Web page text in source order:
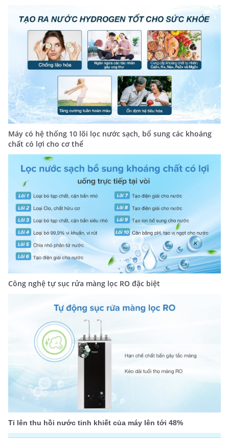
Máy có hệ thống 10 lõi lọc nước sạch, bổ sung các khoáng
chất có lợi cho cơ thể
Công nghệ tự sục rửa màng lọc RO đặc biệt
Tỉ lên thu hồi nước tinh khiết của máy lên tới 48%